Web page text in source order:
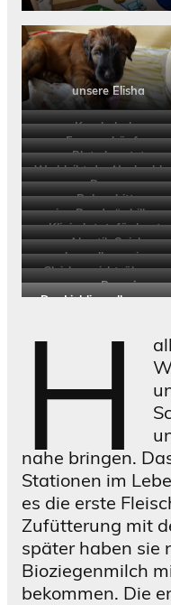
unsere Elisha
Kuschelecke
Essen schöpfen
Platz besetzt
Wo bleibt der
Bonny
Ruhe , bitte
eine Runde “ chillen „
Klinisch tot, für heute
Akustik Spiele
hey, alles meins
unsere Bergziege
Der Liebling aller,
H
nahe bringen.
Stationen im
es die erste
Zufütterung mit
später haben sie
Bioziegenmilch
bekommen. Die